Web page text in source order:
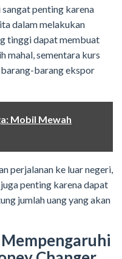
penting karena
dalam melakukan
tinggi dapat membuat
mahal, sementara kurs
barang ekspor
Mobil Mewah
perjalanan ke luar negeri,
penting karena dapat
jumlah uang yang akan